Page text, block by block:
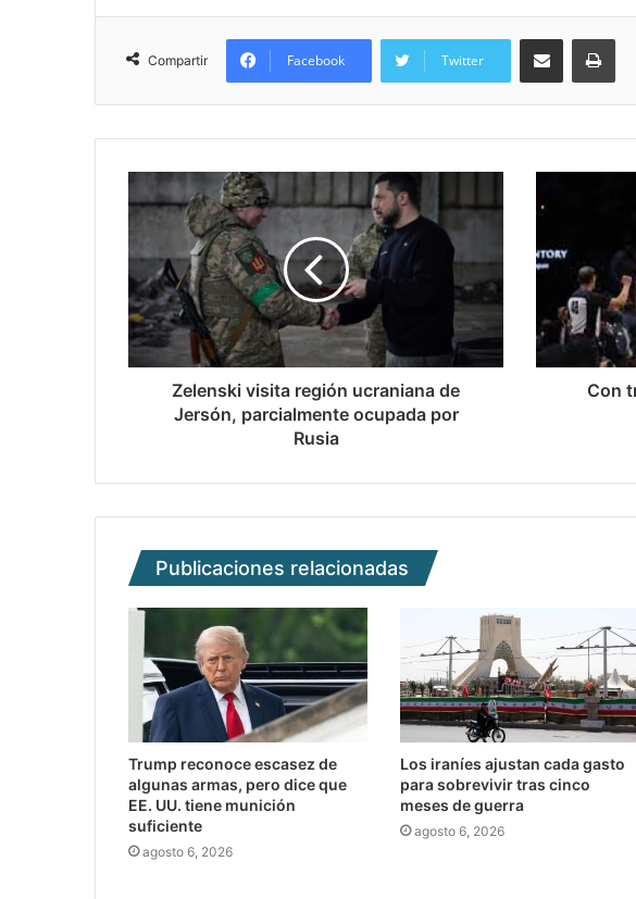
Compartir Facebook Twitter
Compartir via Email
Zelenski visita región ucraniana de
Jersón, parcialmente ocupada por
Rusia
Con
Publicaciones relacionadas
Trump reconoce escasez de
algunas armas, pero dice que
EE. UU. tiene munición
suficiente
agosto 6, 2026
Los iraníes ajustan cada gasto
para sobrevivir tras cinco
meses de guerra
agosto 6, 2026